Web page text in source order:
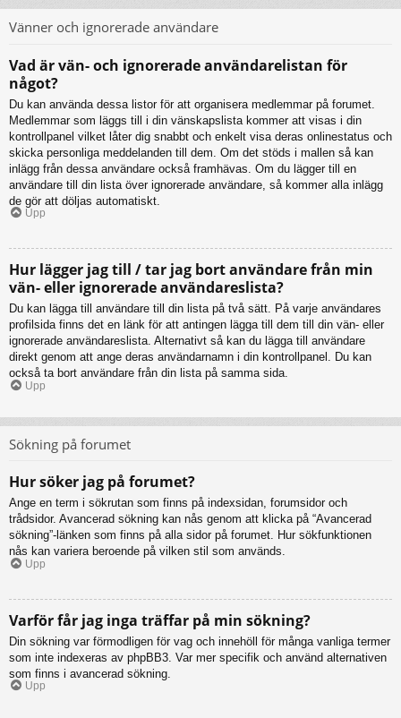
Vänner och ignorerade användare
Vad är vän- och ignorerade användarelistan för
något?
Du kan använda dessa listor för att organisera medlemmar på forumet.
Medlemmar som läggs till i din vänskapslista kommer att visas i din
kontrollpanel vilket låter dig snabbt och enkelt visa deras onlinestatus och
skicka personliga meddelanden till dem. Om det stöds i mallen så kan
inlägg från dessa användare också framhävas. Om du lägger till en
användare till din lista över ignorerade användare, så kommer alla inlägg
de gör att döljas automatiskt.
Upp
Hur lägger jag till / tar jag bort användare från min
vän- eller ignorerade användareslista?
Du kan lägga till användare till din lista på två sätt. På varje användares
profilsida finns det en länk för att antingen lägga till dem till din vän- eller
ignorerade användareslista. Alternativt så kan du lägga till användare
direkt genom att ange deras användarnamn i din kontrollpanel. Du kan
också ta bort användare från din lista på samma sida.
Upp
Sökning på forumet
Hur söker jag på forumet?
Ange en term i sökrutan som finns på indexsidan, forumsidor och
trådsidor. Avancerad sökning kan nås genom att klicka på “Avancerad
sökning”-länken som finns på alla sidor på forumet. Hur sökfunktionen
nås kan variera beroende på vilken stil som används.
Upp
Varför får jag inga träffar på min sökning?
Din sökning var förmodligen för vag och innehöll för många vanliga termer
som inte indexeras av phpBB3. Var mer specifik och använd alternativen
som finns i avancerad sökning.
Upp